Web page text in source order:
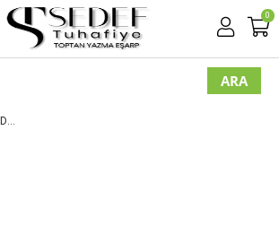
0
6420 KENAR DIKIŞLI DESENLI YAZMA